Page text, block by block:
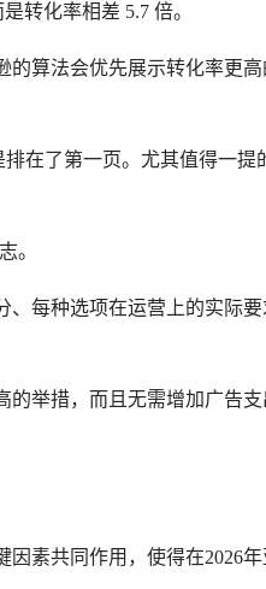
转化率相差 5.7 倍。
的算法会优先展示转化率更
在了第一页。尤其值得一提
。
、每种选项在运营上的实际
的举措，而且无需增加广告
因素共同作用，使得在2026